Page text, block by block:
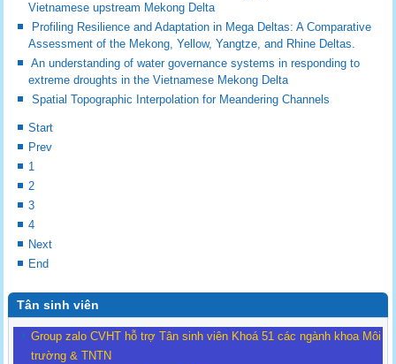
Vietnamese upstream Mekong Delta
Profiling Resilience and Adaptation in Mega Deltas: A Comparative
Assessment of the Mekong, Yellow, Yangtze, and Rhine Deltas.
An understanding of water governance systems in responding to
extreme droughts in the Vietnamese Mekong Delta
Spatial Topographic Interpolation for Meandering Channels
Start
Prev
1
2
3
4
Next
End
Tân sinh viên
Group zalo CVHT hỗ trợ Tân sinh viên Khoá 51 các ngành khoa Môi
trường & TNTN